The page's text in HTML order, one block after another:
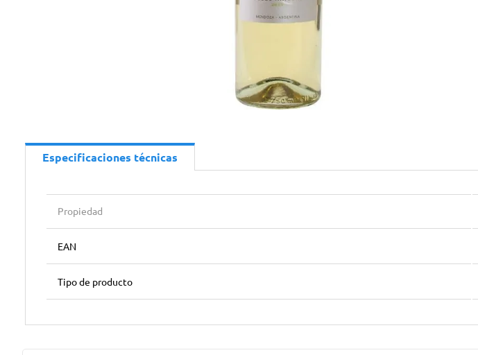
Especificaciones técnicas
Propiedad
EAN
Tipo de producto